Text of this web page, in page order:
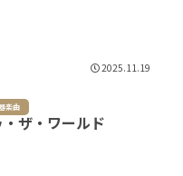
2025.11.19
楽曲
ザ・ワールド